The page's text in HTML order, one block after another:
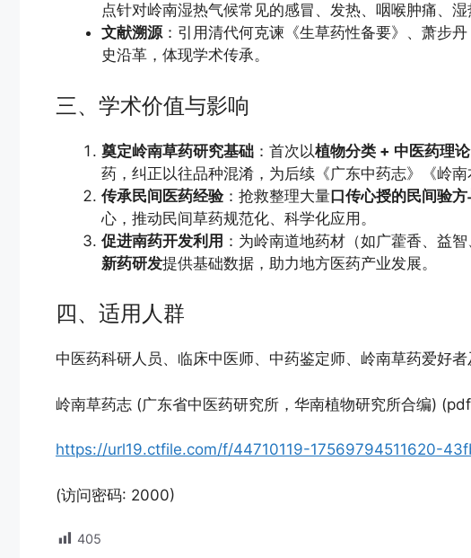
点针对岭南湿热气候常见的感冒、发热、咽喉肿痛、湿
文献溯源：引用清代何克谏《生草药性备要》、萧步
史沿革，体现学术传承。
三、学术价值与影响
奠定岭南草药研究基础 ：首次以植物分类 + 中医药理
药，纠正以往品种混淆，为后续《广东中药志》《岭南
传承民间医药经验：抢救整理大量口传心授的民间验
心，推动民间草药规范化、科学化应用。
促进南药开发利用 ：为岭南道地药材（如广藿香、益
新药研发提供基础数据，助力地方医药产业发展。
四、适用人群
中医药科研人员、临床中医师、中药鉴定师、岭南草药爱好者
岭南草药志 (广东省中医药研究所，华南植物研究所合编)
https://url19.ctfile.com/f/44710119-17569794511620-
(访问密码: 2000)
405